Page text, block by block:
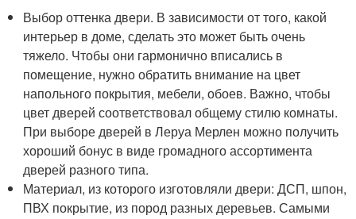
Выбор оттенка двери. В зависимости от того, какой
интерьер в доме, сделать это может быть очень
тяжело. Чтобы они гармонично вписались в
помещение, нужно обратить внимание на цвет
напольного покрытия, мебели, обоев. Важно, чтобы
цвет дверей соответствовал общему стилю комнаты.
При выборе дверей в Леруа Мерлен можно получить
хороший бонус в виде громадного ассортимента
дверей разного типа.
Материал, из которого изготовляли двери: ДСП, шпон,
ПВХ покрытие, из пород разных деревьев. Самыми